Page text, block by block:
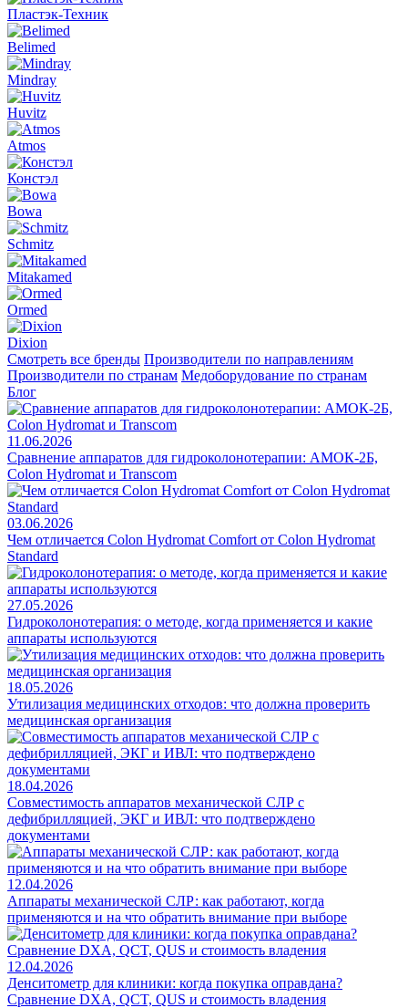
Пластэк-Техник
Belimed
Mindray
Huvitz
Atmos
Констэл
Bowa
Schmitz
Mitakamed
Ormed
Dixion
Смотреть все бренды Производители по направлениям
Производители по странам Медоборудование по странам
Блог
11.06.2026
Сравнение аппаратов для гидроколонотерапии: АМОК-2Б,
Colon Hydromat и Transcom
03.06.2026
Чем отличается Colon Hydromat Comfort от Colon Hydromat
Standard
27.05.2026
Гидроколонотерапия: о методе, когда применяется и какие
аппараты используются
18.05.2026
Утилизация медицинских отходов: что должна проверить
медицинская организация
18.04.2026
Совместимость аппаратов механической СЛР с
дефибрилляцией, ЭКГ и ИВЛ: что подтверждено
документами
12.04.2026
Аппараты механической СЛР: как работают, когда
применяются и на что обратить внимание при выборе
12.04.2026
Денситометр для клиники: когда покупка оправдана?
Сравнение DXA, QCT, QUS и стоимость владения